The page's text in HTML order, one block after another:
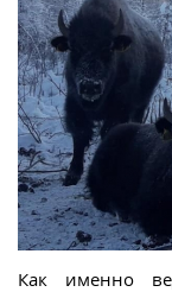
Как именно